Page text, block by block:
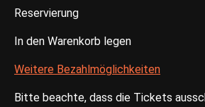
Reservierung
In den Warenkorb legen
Weitere Bezahlmöglichkeiten
Bitte beachte, dass die Tickets